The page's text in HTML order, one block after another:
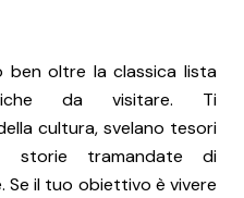
ben oltre la classica lista
da visitare. Ti
cultura, svelano tesori
storie tramandate di
Se il tuo obiettivo è vivere